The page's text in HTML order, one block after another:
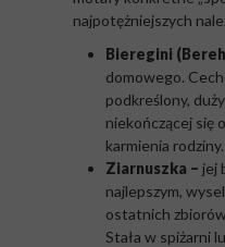
najpotężniejszych
Bieregini
domowego.
podkreślony,
niekończącej się
karmienia rodziny.
Ziarnuszka – jej
najlepszym,
ostatnich
Stała w spiżarni